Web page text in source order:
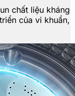
chất liệu kháng
của vi khuẩn,